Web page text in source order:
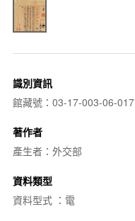
識別資訊
館藏號：03-17-003-06-017
著作者
產生者：外交部
資料類型
資料型式 ：電